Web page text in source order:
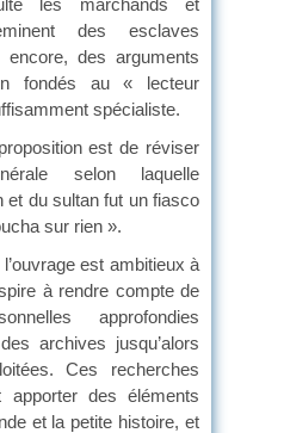
les marchands et
des esclaves
des arguments
fondés au « lecteur
spécialiste.
est de réviser
selon laquelle
et du sultan fut un fiasco
sur rien ».
est ambitieux à
à rendre compte de
approfondies
archives jusqu’alors
Ces recherches
apporter des éléments
et la petite histoire, et